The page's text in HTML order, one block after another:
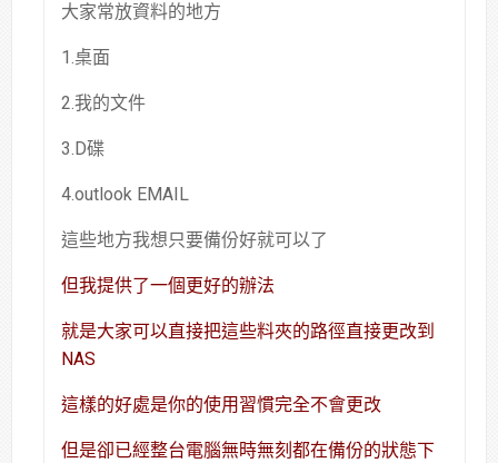
大家常放資料的地方
1.桌面
2.我的文件
3.D碟
4.outlook EMAIL
這些地方我想只要備份好就可以了
但我提供了一個更好的辦法
就是大家可以直接把這些料夾的路徑直接更改到
NAS
這樣的好處是你的使用習慣完全不會更改
但是卻已經整台電腦無時無刻都在備份的狀態下